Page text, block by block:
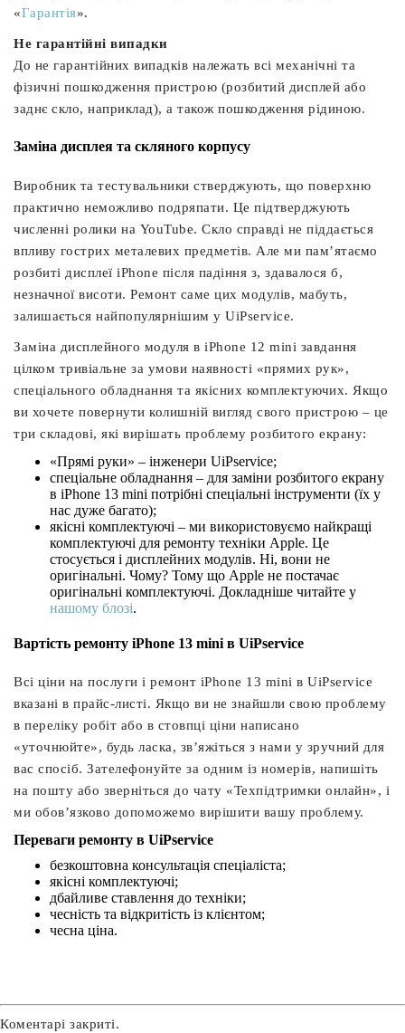
«Гарантія».
Не гарантійні випадки
До не гарантійних випадків належать всі механічні та
фізичні пошкодження пристрою (розбитий дисплей або
заднє скло, наприклад), а також пошкодження рідиною.
Заміна дисплея та скляного корпусу
Виробник та тестувальники стверджують, що поверхню
практично неможливо подряпати. Це підтверджують
численні ролики на YouTube. Скло справді не піддається
впливу гострих металевих предметів. Але ми пам’ятаємо
розбиті дисплеї iPhone після падіння з, здавалося б,
незначної висоти. Ремонт саме цих модулів, мабуть,
залишається найпопулярнішим у UiPservice.
Заміна дисплейного модуля в iPhone 12 mini завдання
цілком тривіальне за умови наявності «прямих рук»,
спеціального обладнання та якісних комплектуючих. Якщо
ви хочете повернути колишній вигляд свого пристрою – це
три складові, які вирішать проблему розбитого екрану:
«Прямі руки» – інженери UiPservice;
спеціальне обладнання – для заміни розбитого екрану
в iPhone 13 mini потрібні спеціальні інструменти (їх у
нас дуже багато);
якісні комплектуючі – ми використовуємо найкращі
комплектуючі для ремонту техніки Apple. Це
стосується і дисплейних модулів. Ні, вони не
оригінальні. Чому? Тому що Apple не постачає
оригінальні комплектуючі. Докладніше читайте у
нашому блозі.
Вартість ремонту iPhone 13 mini в UiPservice
Всі ціни на послуги і ремонт iPhone 13 mini в UiPservice
вказані в прайс-листі. Якщо ви не знайшли свою проблему
в переліку робіт або в стовпці ціни написано
«уточнюйте», будь ласка, зв’яжіться з нами у зручний для
вас спосіб. Зателефонуйте за одним із номерів, напишіть
на пошту або зверніться до чату «Техпідтримки онлайн», і
ми обов’язково допоможемо вирішити вашу проблему.
Переваги ремонту в UiPservice
безкоштовна консультація спеціаліста;
якісні комплектуючі;
дбайливе ставлення до техніки;
чесність та відкритість із клієнтом;
чесна ціна.
Коментарі закриті.